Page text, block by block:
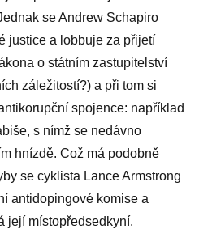
se Andrew Schapiro
justice a lobbuje za přijetí
o státním zastupitelství
záležitostí?) a při tom si
spojence: například
s nímž se nedávno
hnízdě. Což má podobně
se cyklista Lance Armstrong
antidopingové komise a
její místopředsedkyní.